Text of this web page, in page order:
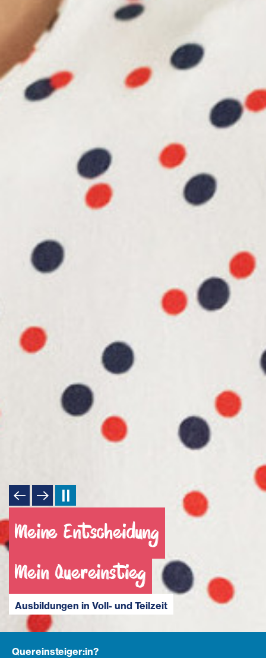
Gut vorbereitet
in den Sozialberuf
mit dem Vorbereitungslehrgang
Meine Entscheidung
Mein Quereinstieg
Ausbildungen in Voll- und Teilzeit
Meine Zukunft
Mit Matura und Diplom
für Schüler:innen ab 14 Jahren
Quereinsteiger:in?